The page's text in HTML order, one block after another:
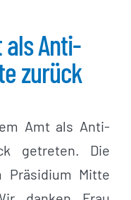
Anti-
zurück
Amt als Anti-
getreten. Die
Präsidium Mitte